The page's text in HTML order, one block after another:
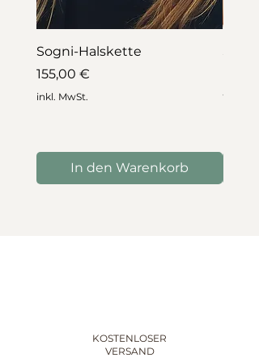
Sogni-Halskette
Preis
155,00 €
inkl. MwSt.
In den Warenkorb
Preis
KOSTENLOSER
VERSAND